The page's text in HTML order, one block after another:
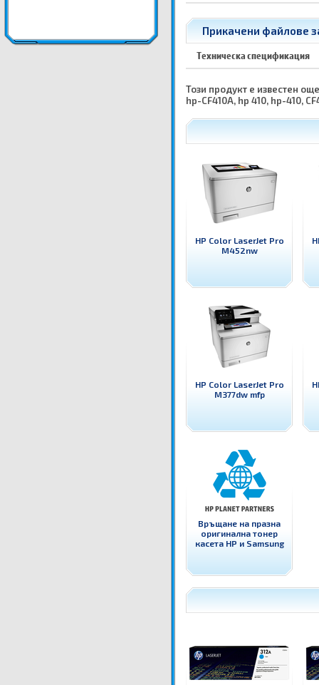
Прикачени файлове
Техническа спецификация
Този продукт е известен
hp-CF410A, hp 410, hp-410,
HP Color LaserJet Pro
M452nw
HP Color LaserJet Pro
M377dw mfp
Връщане на празна
оригинална тонер
касета HP и Samsung